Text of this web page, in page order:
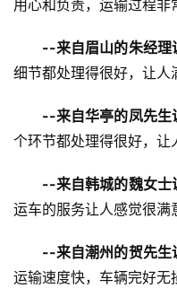
用心和负责，运输过程非
--来自眉山的朱经理
细节都处理得很好，让人
--来自华亭的凤先生
个环节都处理得很好，让
--来自韩城的魏女士
运车的服务让人感觉很满
--来自潮州的贺先生
运输速度快，车辆完好无